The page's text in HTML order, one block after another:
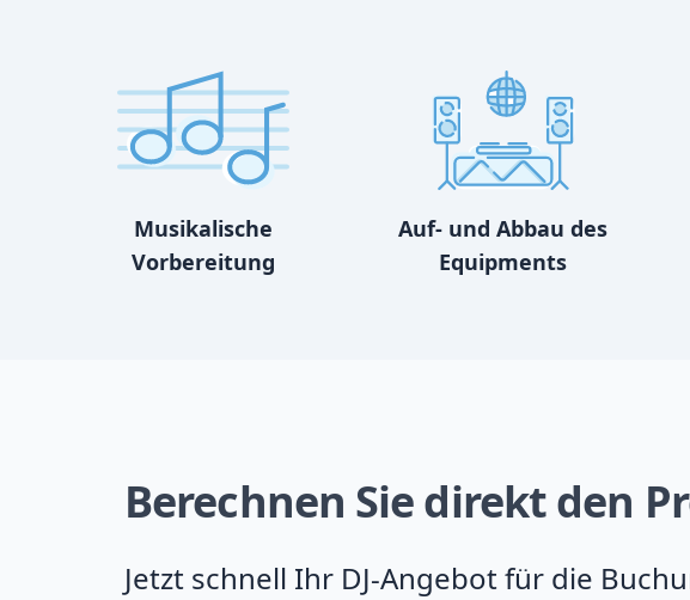
Musikalische
Vorbereitung
Auf- und Abbau des
Equipments
Berechnen Sie direkt den
Jetzt schnell Ihr DJ-Angebot für die